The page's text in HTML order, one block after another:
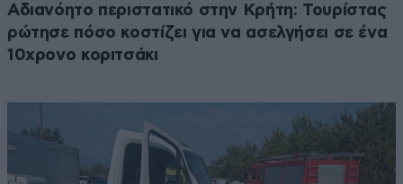
Αδιανόητο περιστατικό στην Κρήτη: Τουρίστας
ρώτησε πόσο κοστίζει για να ασελγήσει σε ένα
10χρονο κοριτσάκι